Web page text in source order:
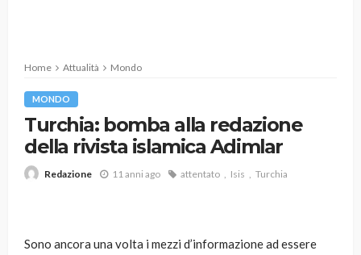
Home Attualità Mondo
MONDO
Turchia: bomba alla redazione
della rivista islamica Adimlar
Redazione 11 anni ago attentato Isis Turchia
Sono ancora una volta i mezzi d’informazione ad essere